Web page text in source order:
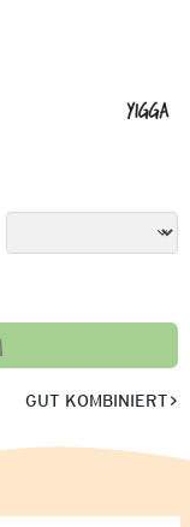
GUT KOMBINIERT